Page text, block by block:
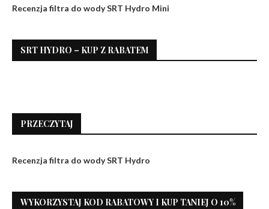
Recenzja filtra do wody SRT Hydro Mini
SRT HYDRO – KUP Z RABATEM
PRZECZYTAJ
Recenzja filtra do wody SRT Hydro
WYKORZYSTAJ KOD RABATOWY I KUP TANIEJ O 10%